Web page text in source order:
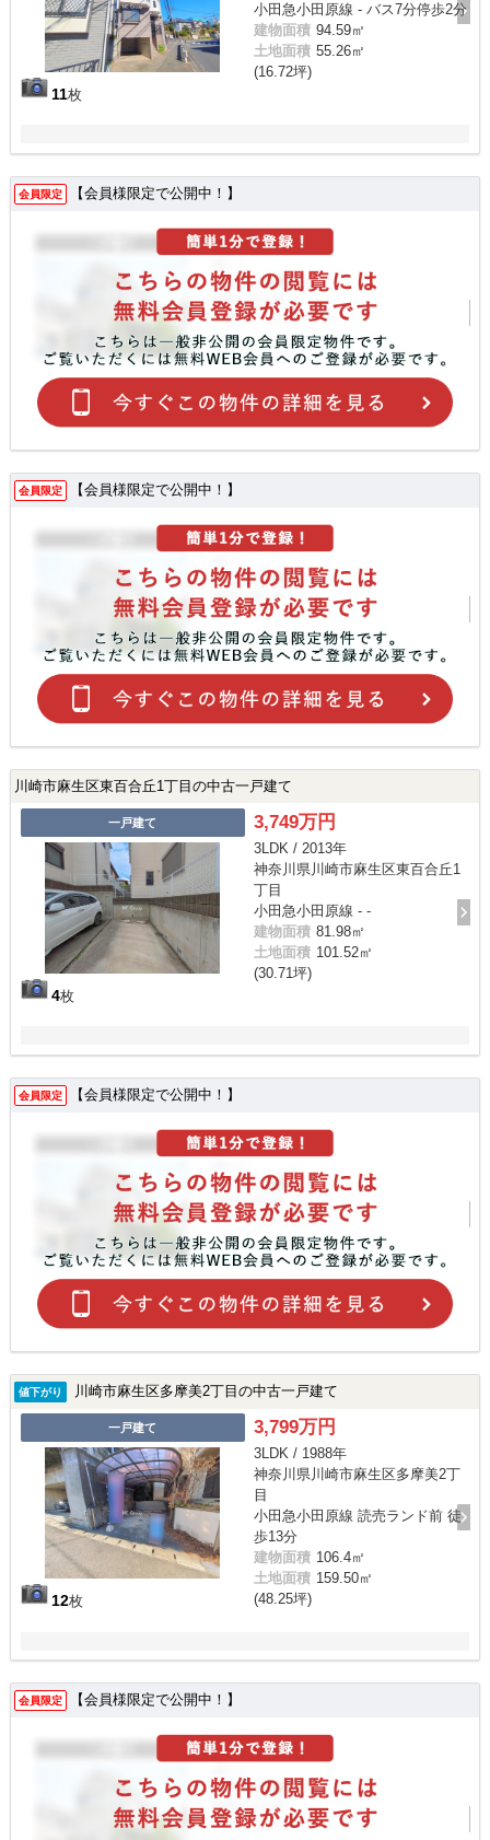
11枚
小田急小田原線 - バス7分停歩2分
建物面積 94.59㎡
土地面積 55.26㎡
(16.72坪)
会員限定 【会員様限定で公開中！】
会員限定 【会員様限定で公開中！】
川崎市麻生区東百合丘1丁目の中古一戸建て
一戸建て
4枚
3,749万円
3LDK / 2013年
神奈川県川崎市麻生区東百合丘1
丁目
小田急小田原線 - -
建物面積 81.98㎡
土地面積 101.52㎡
(30.71坪)
会員限定 【会員様限定で公開中！】
値下がり 川崎市麻生区多摩美2丁目の中古一戸建て
一戸建て
12枚
3,799万円
3LDK / 1988年
神奈川県川崎市麻生区多摩美2丁
目
小田急小田原線 読売ランド前 徒
歩13分
建物面積 106.4㎡
土地面積 159.50㎡
(48.25坪)
会員限定 【会員様限定で公開中！】